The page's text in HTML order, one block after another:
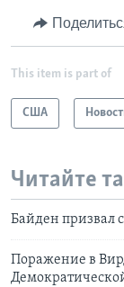
This item is part of
США
Читайте
Байден призвал
Поражение в